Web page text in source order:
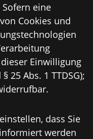
eine
Cookies und
Einwilligung
25 Abs. 1 TTDSG);
dass Sie
werden